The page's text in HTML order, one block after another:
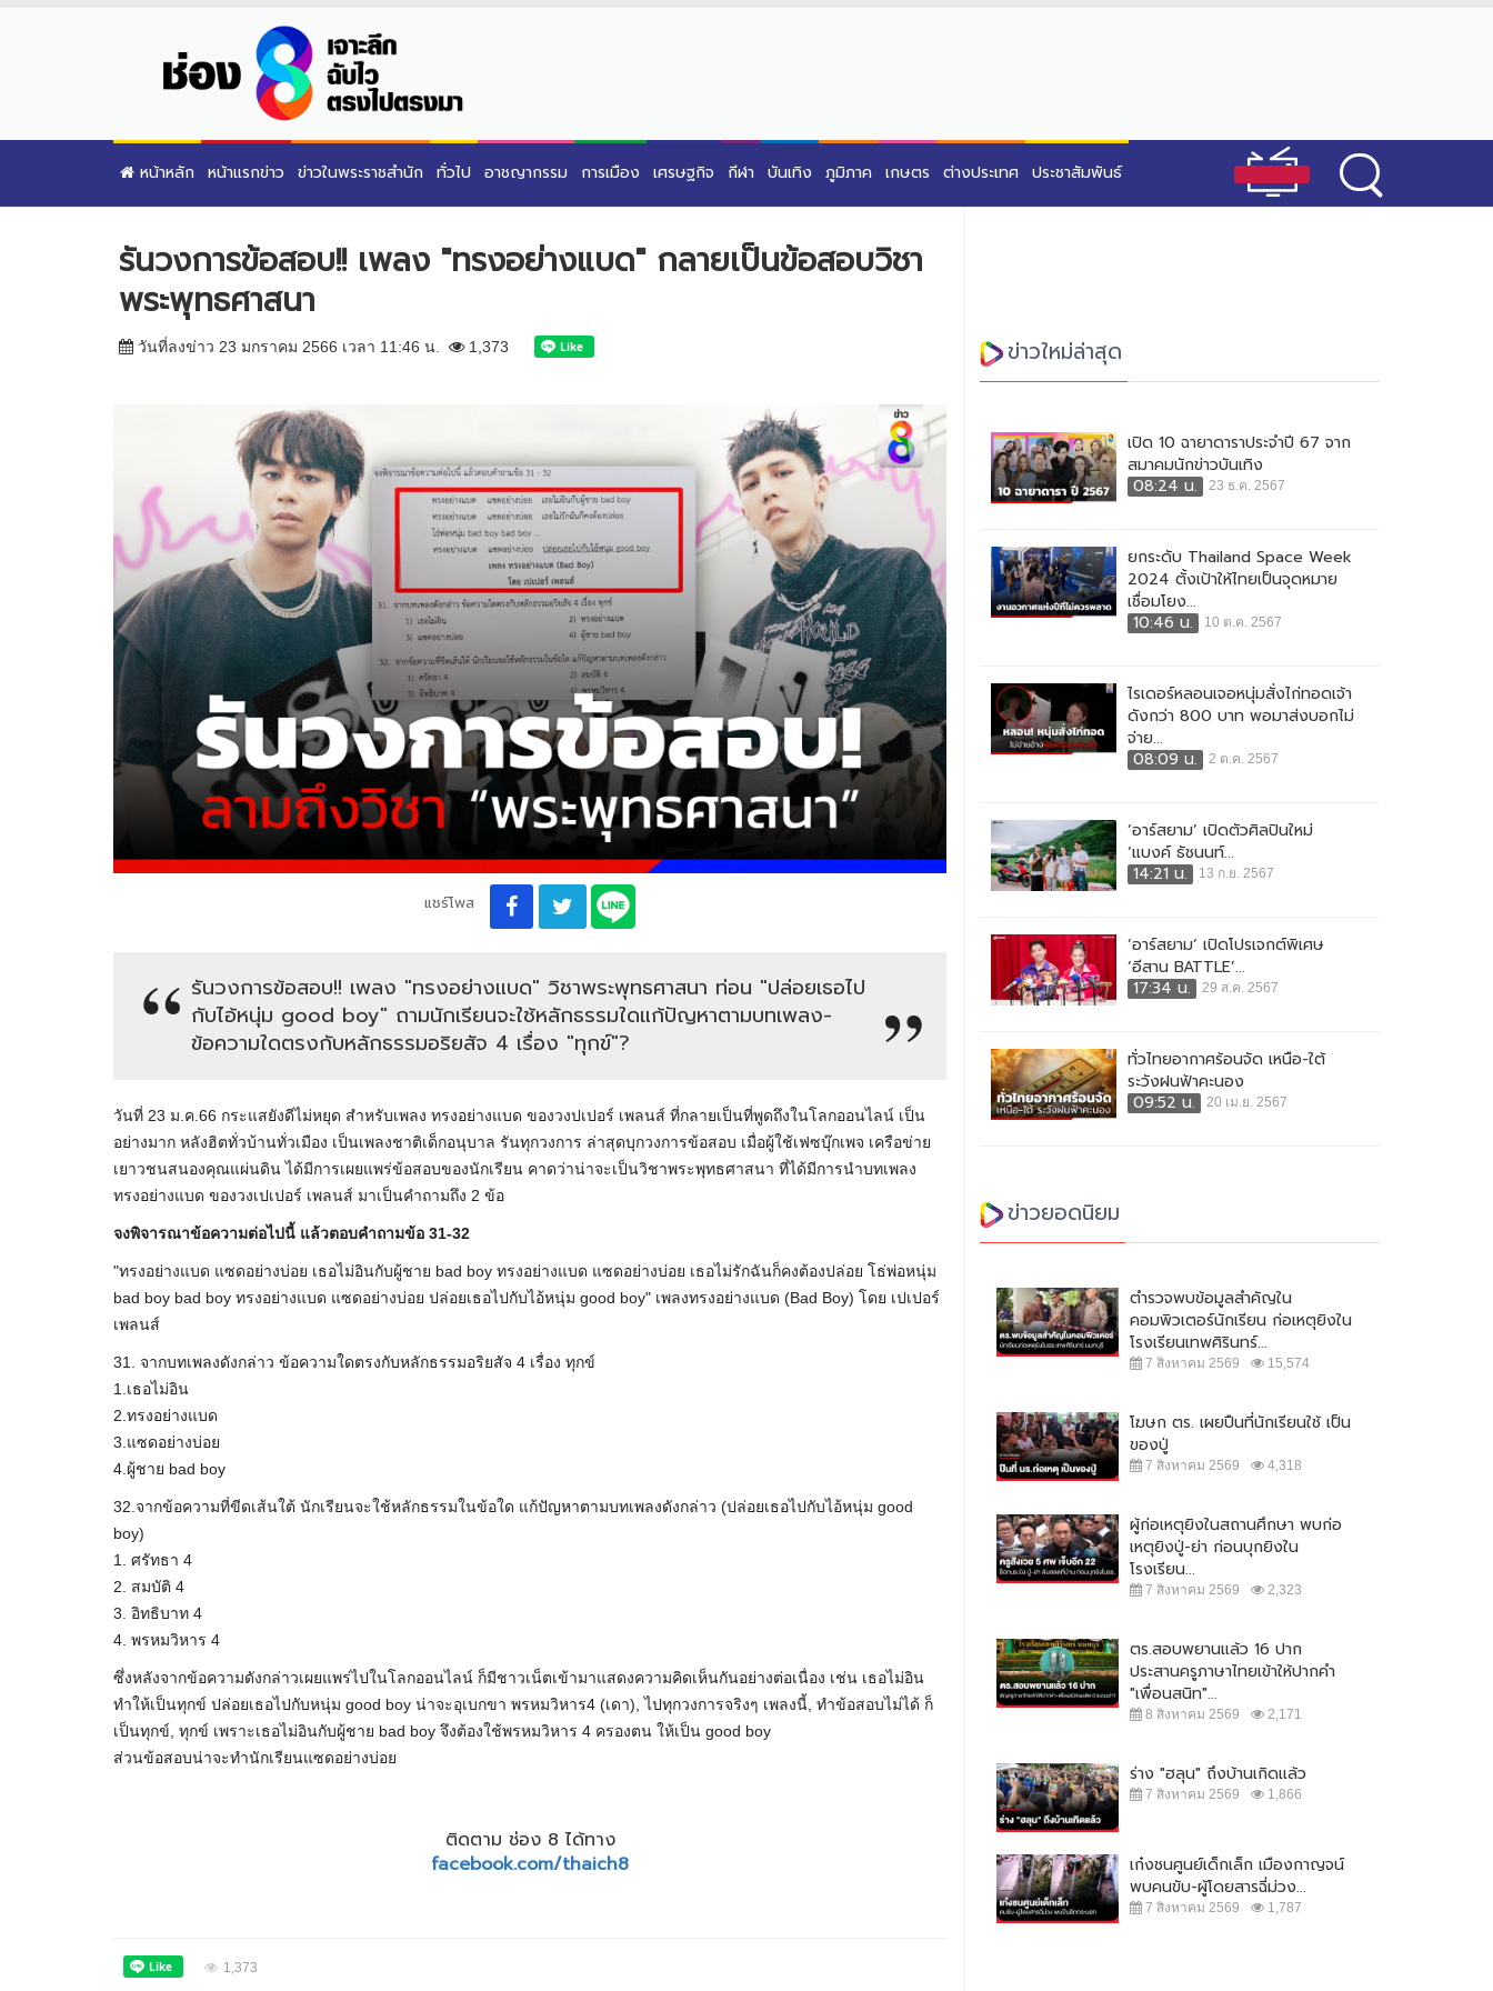
หน้าหลัก หน้าแรกข่าว ข่าวในพระราชสำนัก ทั่วไป อาชญากรรม การเมือง เศรษฐกิจ กีฬา บันเทิง ภูมิภาค เกษตร ต่างประเทศ ประชาสัมพันธ์
รันวงการข้อสอบ!! เพลง "ทรงอย่างแบด" กลายเป็นข้อสอบวิชา
พระพุทธศาสนา
วันที่ลงข่าว 23 มกราคม 2566 เวลา 11:46 น. 1,373
แชร์โพส
รันวงการข้อสอบ!! เพลง "ทรงอย่างแบด" วิชาพระพุทธศาสนา ท่อน "ปล่อยเธอไป
กับไอ้หนุ่ม good boy" ถามนักเรียนจะใช้หลักธรรมใดแก้ปัญหาตามบทเพลง-
ข้อความใดตรงกับหลักธรรมอริยสัจ 4 เรื่อง "ทุกข์"?
วันที่ 23 ม.ค.66 กระแสยังดีไม่หยุด สำหรับเพลง ทรงอย่างแบด ของวงปเปอร์ เพลนส์ ที่กลายเป็นที่พูดถึงในโลกออนไลน์ เป็น
อย่างมาก หลังฮิตทั่วบ้านทั่วเมือง เป็นเพลงชาติเด็กอนุบาล รันทุกวงการ ล่าสุดบุกวงการข้อสอบ เมื่อผู้ใช้เฟซบุ๊กเพจ เครือข่าย
เยาวชนสนองคุณแผ่นดิน ได้มีการเผยแพร่ข้อสอบของนักเรียน คาดว่าน่าจะเป็นวิชาพระพุทธศาสนา ที่ได้มีการนำบทเพลง
ทรงอย่างแบด ของวงเปเปอร์ เพลนส์ มาเป็นคำถามถึง 2 ข้อ
จงพิจารณาข้อความต่อไปนี้ แล้วตอบคำถามข้อ 31-32
"ทรงอย่างแบด แซดอย่างบ่อย เธอไม่อินกับผู้ชาย bad boy ทรงอย่างแบด แซดอย่างบ่อย เธอไม่รักฉันก็คงต้องปล่อย โธ่พ่อหนุ่ม
bad boy bad boy ทรงอย่างแบด แซดอย่างบ่อย ปล่อยเธอไปกับไอ้หนุ่ม good boy" เพลงทรงอย่างแบด (Bad Boy) โดย เปเปอร์
เพลนส์
31. จากบทเพลงดังกล่าว ข้อความใดตรงกับหลักธรรมอริยสัจ 4 เรื่อง ทุกข์
1.เธอไม่อิน
2.ทรงอย่างแบด
3.แซดอย่างบ่อย
4.ผู้ชาย bad boy
32.จากข้อความที่ขีดเส้นใต้ นักเรียนจะใช้หลักธรรมในข้อใด แก้ปัญหาตามบทเพลงดังกล่าว (ปล่อยเธอไปกับไอ้หนุ่ม good
boy)
1. ศรัทธา 4
2. สมบัติ 4
3. อิทธิบาท 4
4. พรหมวิหาร 4
ซึ่งหลังจากข้อความดังกล่าวเผยแพร่ไปในโลกออนไลน์ ก็มีชาวเน็ตเข้ามาแสดงความคิดเห็นกันอย่างต่อเนื่อง เช่น เธอไม่อิน
ทำให้เป็นทุกข์ ปล่อยเธอไปกับหนุ่ม good boy น่าจะอุเบกขา พรหมวิหาร4 (เดา), ไปทุกวงการจริงๆ เพลงนี้, ทำข้อสอบไม่ได้ ก็
เป็นทุกข์, ทุกข์ เพราะเธอไม่อินกับผู้ชาย bad boy จึงต้องใช้พรหมวิหาร 4 ครองตน ให้เป็น good boy
ส่วนข้อสอบน่าจะทำนักเรียนแซดอย่างบ่อย
ติดตาม ช่อง 8 ได้ทาง
facebook.com/thaich8
1,373
ข่าวใหม่ล่าสุด
เปิด 10 ฉายาดาราประจำปี 67 จาก
สมาคมนักข่าวบันเทิง
08:24 น.
23 ธ.ค. 2567
ยกระดับ Thailand Space Week
2024 ตั้งเป้าให้ไทยเป็นจุดหมาย
เชื่อมโยง...
10:46 น.
10 ต.ค. 2567
ไรเดอร์หลอนเจอหนุ่มสั่งไก่ทอดเจ้า
ดังกว่า 800 บาท พอมาส่งบอกไม่
จ่าย...
08:09 น.
2 ต.ค. 2567
‘อาร์สยาม’ เปิดตัวศิลปินใหม่
‘แบงค์ ธัชนนท์...
14:21 น.
13 ก.ย. 2567
‘อาร์สยาม’ เปิดโปรเจกต์พิเศษ
‘อีสาน BATTLE’...
17:34 น.
29 ส.ค. 2567
ทั่วไทยอากาศร้อนจัด เหนือ-ใต้
ระวังฝนฟ้าคะนอง
09:52 น.
20 เม.ย. 2567
ข่าวยอดนิยม
ตำรวจพบข้อมูลสำคัญใน
คอมพิวเตอร์นักเรียน ก่อเหตุยิงใน
โรงเรียนเทพศิรินทร์...
7 สิงหาคม 2569 15,574
โฆษก ตร. เผยปืนที่นักเรียนใช้ เป็น
ของปู่
7 สิงหาคม 2569 4,318
ผู้ก่อเหตุยิงในสถานศึกษา พบก่อ
เหตุยิงปู่-ย่า ก่อนบุกยิงใน
โรงเรียน...
7 สิงหาคม 2569 2,323
ตร.สอบพยานแล้ว 16 ปาก
ประสานครูภาษาไทยเข้าให้ปากคำ
"เพื่อนสนิท"...
8 สิงหาคม 2569 2,171
ร่าง "ฮลุน" ถึงบ้านเกิดแล้ว
7 สิงหาคม 2569 1,866
เก๋งชนศูนย์เด็กเล็ก เมืองกาญจน์
พบคนขับ-ผู้โดยสารฉี่ม่วง...
7 สิงหาคม 2569 1,787